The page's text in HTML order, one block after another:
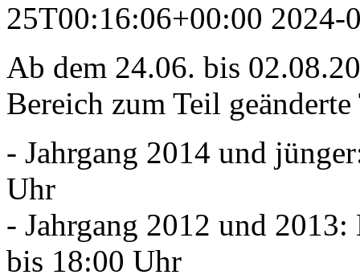
25T00:16:06+00:00 2024-
Ab dem 24.06. bis
Bereich zum Teil
- Jahrgang 2014 und
Uhr
- Jahrgang 2012 und
bis 18:00 Uhr